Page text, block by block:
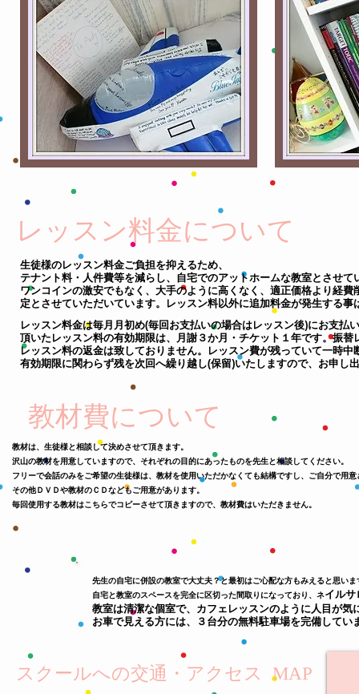
生徒様のレッスン料金ご負担を抑えるため、
テナント料・人件費等を減らし、自宅でのアットホームな教室とさせて
ワンコインの激安でもなく、大手のように高くなく、適正価格より経
定とさせていただいています。レッスン料以外に追加料金が発生する事
レッスン料金は毎月月初め(毎回お支払いの場合はレッスン後)にお支払
頂いたレッスン料の有効期限は、月謝３か月・チケット１年です。振
レッスン料の返金は致しておりません。レッスン費が残っていて一時中
有効期限に関わらず残を次回へ繰り越し(保留)いたしますので、お申し
レッスン料金について
教材費について
教材は、生徒様と相談して決めさせて頂きます。
沢山の教材を用意していますので、それぞれの目的にあったものを先生と相談してください。
フリーで会話のみをご希望の生徒様は、教材を使用いただかなくても結構ですし、ご自分で用
その他ＤＶＤや教材のＣＤなどもご用意があります。
毎回使用する教材はこちらでコピーさせて頂きますので、教材費はいただきません。
先生の自宅に併設の教室で大丈夫？と最初はご心配な方もみえると思いま
自宅と教室のスペースを完全に区切った間取りになっており、ネイル
教室は清潔な個室で、カフェレッスンのように人目が気
お車で見える方には、３台分の無料駐車場を完備してい
スクールへの交通・アクセス MAP